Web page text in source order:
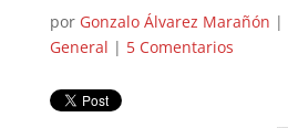
por Gonzalo Álvarez Marañón |
General | 5 Comentarios